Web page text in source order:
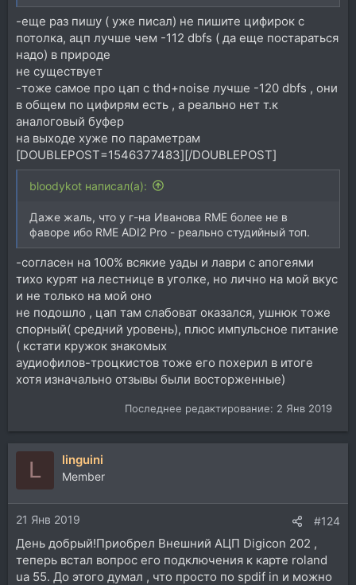
-еще раз пишу ( уже писал) не пишите цифирок с
потолка, ацп лучше чем -112 dbfs ( да еще постараться
надо) в природе
не существует
-тоже самое про цап с thd+noise лучше -120 dbfs , они
в общем по цифирям есть , а реально нет т.к
аналоговый буфер
на выходе хуже по параметрам
[DOUBLEPOST=1546377483][/DOUBLEPOST]
bloodykot написал(а):
Даже жаль, что у г-на Иванова RME более не в
фаворе ибо RME ADI2 Pro - реально студийный топ.
-согласен на 100% всякие уады и лаври с апогеями
тихо курят на лестнице в уголке, но лично на мой вкус
и не только на мой оно
не подошло , цап там слабоват оказался, ушнюк тоже
спорный( средний уровень), плюс импульсное питание
( кстати кружок знакомых
аудиофилов-троцкистов тоже его похерил в итоге
хотя изначально отзывы были восторженные)
Последнее редактирование: 2 Янв 2019
L linguini
Member
21 Янв 2019 #124
День добрый!Приобрел Внешний АЦП Digicon 202 ,
теперь встал вопрос его подключения к карте roland
ua 55. До этого думал , что просто по spdif in и можно